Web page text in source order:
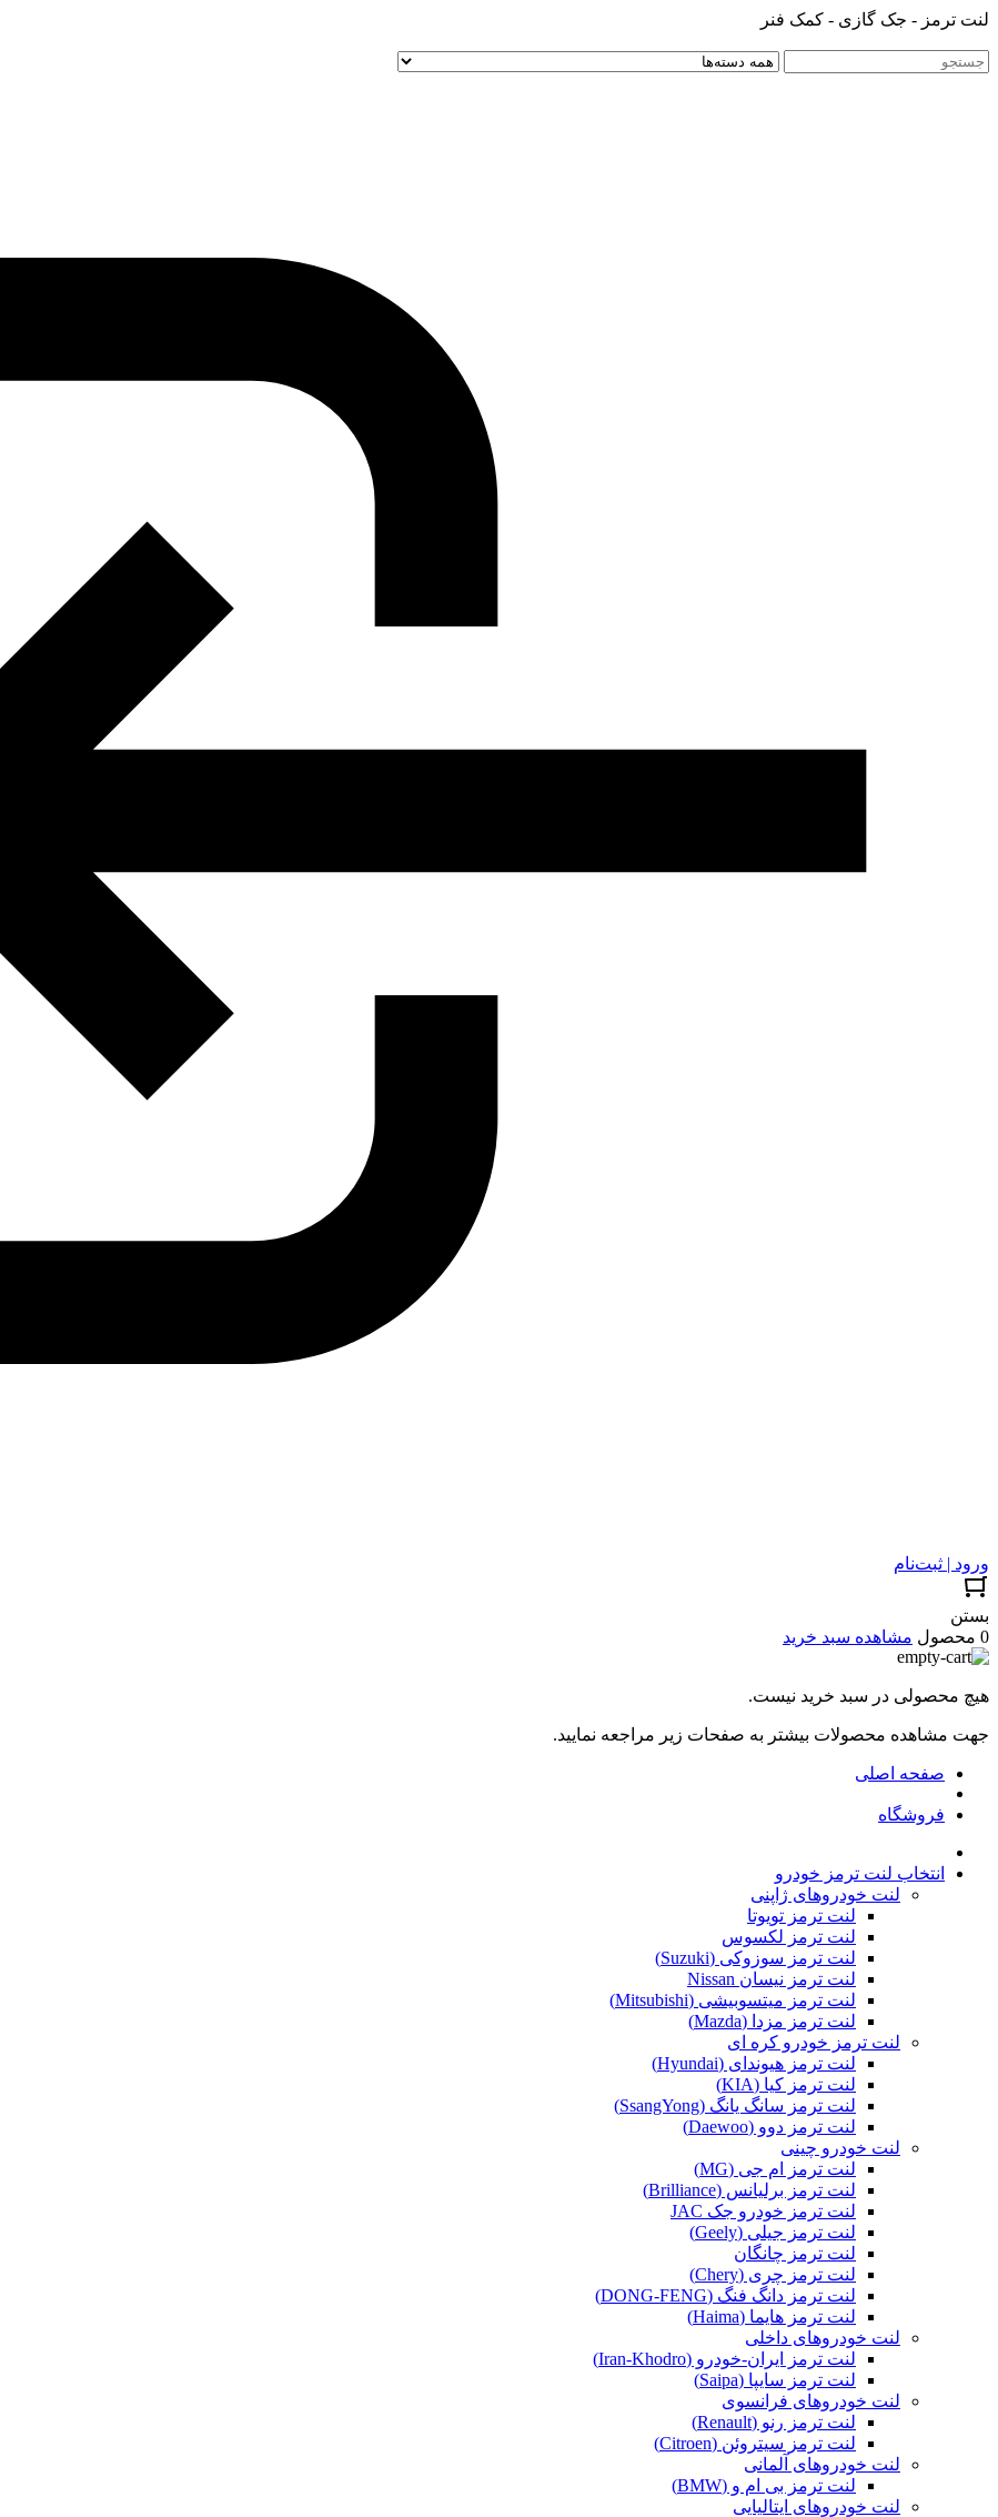
لنت ترمز - جک گازی - کمک فنر
ورود | ثبت‌نام
بستن
0 محصول
مشاهده سبد خرید
هیچ محصولی در سبد خرید نیست.
جهت مشاهده محصولات بیشتر به صفحات زیر مراجعه نمایید.
صفحه اصلی
فروشگاه
انتخاب لنت ترمز خودرو
لنت خودروهای ژاپنی
لنت ترمز تویوتا
لنت ترمز لکسوس
لنت ترمز سوزوکی (Suzuki)
لنت ترمز نیسان Nissan
لنت ترمز میتسوبیشی (Mitsubishi)
لنت ترمز مزدا (Mazda)
لنت ترمز خودرو کره‌ ای
لنت ترمز هیوندای (Hyundai)
لنت ترمز کیا (KIA)
لنت ترمز سانگ یانگ (SsangYong)
لنت ترمز دوو (Daewoo)
لنت خودرو چینی
لنت ترمز ام جی (MG)
لنت ترمز برلیانس (Brilliance)
لنت ترمز خودرو جک JAC
لنت ترمز جیلی (Geely)
لنت ترمز چانگان
لنت ترمز چری (Chery)
لنت ترمز دانگ فنگ (DONG-FENG)
لنت ترمز هایما (Haima)
لنت خودروهای داخلی
لنت ترمز ایران-خودرو (Iran-Khodro)
لنت ترمز سایپا (Saipa)
لنت خودروهای فرانسوی
لنت ترمز رنو (Renault)
لنت ترمز سیتروئن (Citroen)
لنت خودروهای آلمانی
لنت ترمز بی ام و (BMW)
لنت خودروهای ایتالیایی